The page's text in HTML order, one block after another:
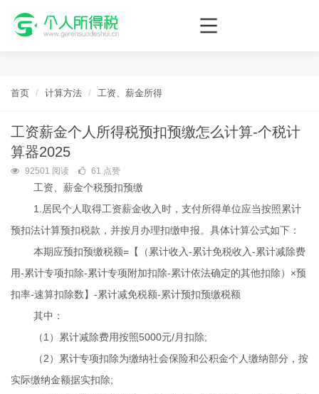
个人所得税网，最新个税资讯平台，您的个税管理专家！
首页 计算方法 工资、薪金所得
工资薪金个人所得税预扣预缴怎么计算-个税计
算器2025
92501 阅读 61 点赞
工资、薪金个税预扣预缴
1. 居民个人取得工资薪金收入时，支付所得单位应当按照累计
预扣法计算预扣税款，并按月办理扣缴申报。具体计算公式如下：
本期应预扣预缴税额= 【（累计收入 - 累计免税收入 - 累计减除费
用- 累计专项扣除- 累计专项附加扣除- 累计依法确定的其他扣除） ×预
扣率-速算扣除数】 - 累计减免税额- 累计预扣预缴税额
其中：
（ 1 ）累计减除费用按照5000元/ 月扣除;
（ 2 ）累计专项扣除为缴纳社会保险和公积金个人缴纳部分，按
实际缴纳金额据实扣除;